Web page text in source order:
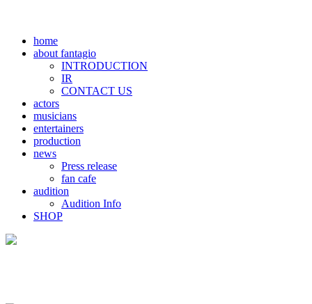
home
about fantagio
INTRODUCTION
IR
CONTACT US
actors
musicians
entertainers
production
news
Press release
fan cafe
audition
Audition Info
SHOP